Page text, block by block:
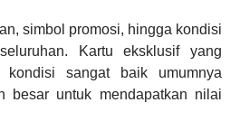
simbol promosi, hingga kondisi
Kartu eksklusif yang
sangat baik umumnya
besar untuk mendapatkan nilai